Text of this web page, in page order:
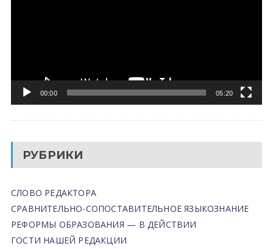
00:00 05:20
РУБРИКИ
СЛОВО РЕДАКТОРА
СРАВНИТЕЛЬНО-СОПОСТАВИТЕЛЬНОЕ ЯЗЫКОЗНАНИЕ
РЕФОРМЫ ОБРАЗОВАНИЯ — В ДЕЙСТВИИ
ГОСТИ НАШЕЙ РЕДАКЦИИ